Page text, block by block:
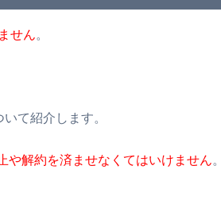
せん。
て紹介します。
解約を済ませなくてはいけません